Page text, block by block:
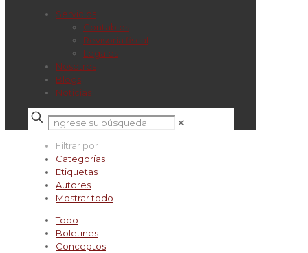
Servicios
Contables
Revisoría fiscal
Legales
Nosotros
Blogs
Noticias
✕
Filtrar por
Categorías
Etiquetas
Autores
Mostrar todo
Todo
Boletines
Conceptos